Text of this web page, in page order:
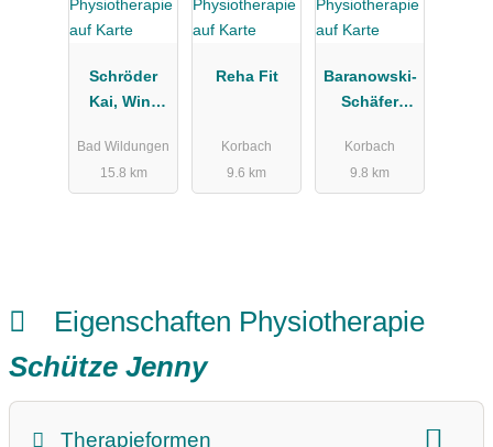
Schröder
Kai, Winz
Bad Wildungen
15.8 km
Reha Fit
Korbach
9.6 km
Baranowski-
Schäfer
Korbach
9.8 km
Eigenschaften Physiotherapie
Schütze Jenny
Therapieformen